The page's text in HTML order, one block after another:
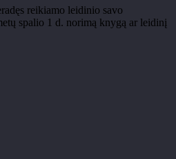
reikiamo leidinio savo
spalio 1 d. norimą knygą ar leidinį